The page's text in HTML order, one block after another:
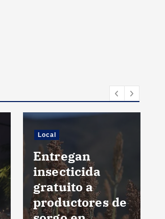
Local
Entregan
insecticida
gratuito a
productores de